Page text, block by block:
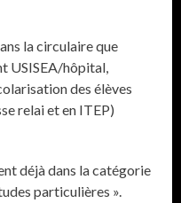
la circulaire que
USISEA/hôpital,
des élèves
relai et en ITEP)
déjà dans la catégorie
particulières ».